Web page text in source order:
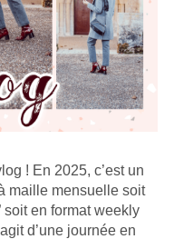
! En 2025, c’est un
maille mensuelle soit
soit en format weekly
d’une journée en